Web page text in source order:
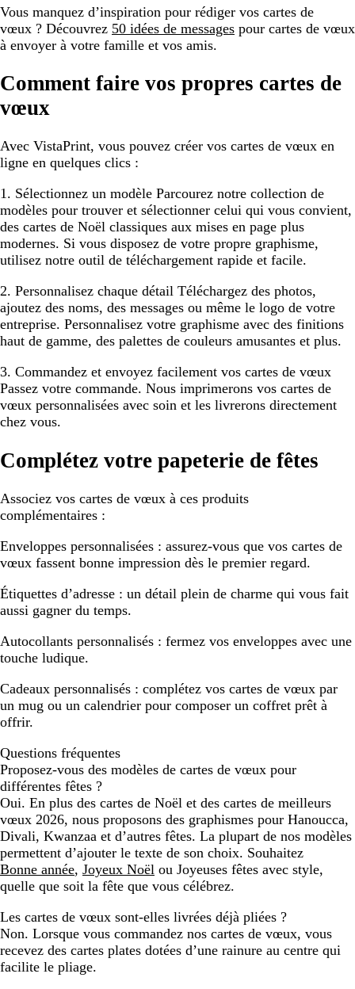
Vous manquez d’inspiration pour rédiger vos cartes de
vœux ? Découvrez 50 idées de messages pour cartes de vœux
à envoyer à votre famille et vos amis.
Comment faire vos propres cartes de
vœux
Avec VistaPrint, vous pouvez créer vos cartes de vœux en
ligne en quelques clics :
1. Sélectionnez un modèle Parcourez notre collection de
modèles pour trouver et sélectionner celui qui vous convient,
des cartes de Noël classiques aux mises en page plus
modernes. Si vous disposez de votre propre graphisme,
utilisez notre outil de téléchargement rapide et facile.
2. Personnalisez chaque détail Téléchargez des photos,
ajoutez des noms, des messages ou même le logo de votre
entreprise. Personnalisez votre graphisme avec des finitions
haut de gamme, des palettes de couleurs amusantes et plus.
3. Commandez et envoyez facilement vos cartes de vœux
Passez votre commande. Nous imprimerons vos cartes de
vœux personnalisées avec soin et les livrerons directement
chez vous.
Complétez votre papeterie de fêtes
Associez vos cartes de vœux à ces produits
complémentaires :
Enveloppes personnalisées : assurez-vous que vos cartes de
vœux fassent bonne impression dès le premier regard.
Étiquettes d’adresse : un détail plein de charme qui vous fait
aussi gagner du temps.
Autocollants personnalisés : fermez vos enveloppes avec une
touche ludique.
Cadeaux personnalisés : complétez vos cartes de vœux par
un mug ou un calendrier pour composer un coffret prêt à
offrir.
Questions fréquentes
Proposez-vous des modèles de cartes de vœux pour
différentes fêtes ?
Oui. En plus des cartes de Noël et des cartes de meilleurs
vœux 2026, nous proposons des graphismes pour Hanoucca,
Divali, Kwanzaa et d’autres fêtes. La plupart de nos modèles
permettent d’ajouter le texte de son choix. Souhaitez
Bonne année, Joyeux Noël ou Joyeuses fêtes avec style,
quelle que soit la fête que vous célébrez.
Les cartes de vœux sont-elles livrées déjà pliées ?
Non. Lorsque vous commandez nos cartes de vœux, vous
recevez des cartes plates dotées d’une rainure au centre qui
facilite le pliage.